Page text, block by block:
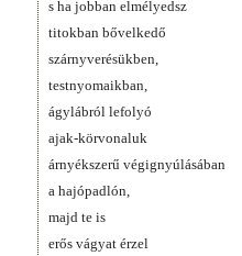
s ha jobban elmélyedsz
titokban bővelkedő
szárnyverésükben,
testnyomaikban,
ágylábról lefolyó
ajak-körvonaluk
árnyékszerű végignyúlásában
a hajópadlón,
majd te is
erős vágyat érzel